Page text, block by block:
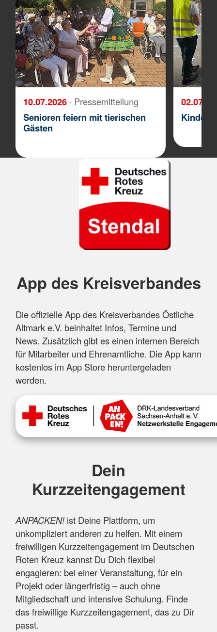
10.07.2026 · Pressemitteilung
Senioren feiern mit tierischen
Gästen
Kinder
App des Kreisverbandes
Die offizielle App des Kreisverbandes Östliche
Altmark e.V. beinhaltet Infos, Termine und
News. Zusätzlich gibt es einen internen Bereich
für Mitarbeiter und Ehrenamtliche. Die App kann
kostenlos im App Store heruntergeladen
werden.
Dein
Kurzzeitengagement
ANPACKEN!ist Deine Plattform, um
unkompliziert anderen zu helfen. Mit einem
freiwilligen Kurzzeitengagement im Deutschen
Roten Kreuz kannst Du Dich flexibel
engagieren: bei einer Veranstaltung, für ein
Projekt oder längerfristig – auch ohne
Mitgliedschaft und intensive Schulung. Finde
das freiwillige Kurzzeitengagement, das zu Dir
passt.